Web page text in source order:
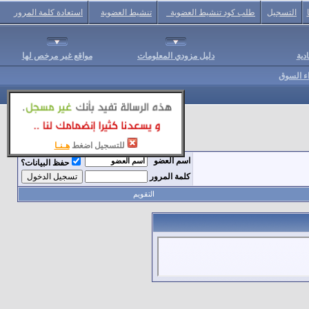
للتسجيل اضغط هـنـا
التسجيل طلب كود تنشيط العضوية تنشيط العضوية استعادة كلمة المرور
دليل مزودي المعلومات مواقع غير مرخص لها
السوق
اسم العضو
حفظ البيانات؟
كلمة المرور
التقويم